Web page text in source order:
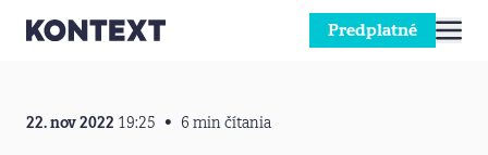
Predplatné
22. nov 2022 19:25 6 min čítania